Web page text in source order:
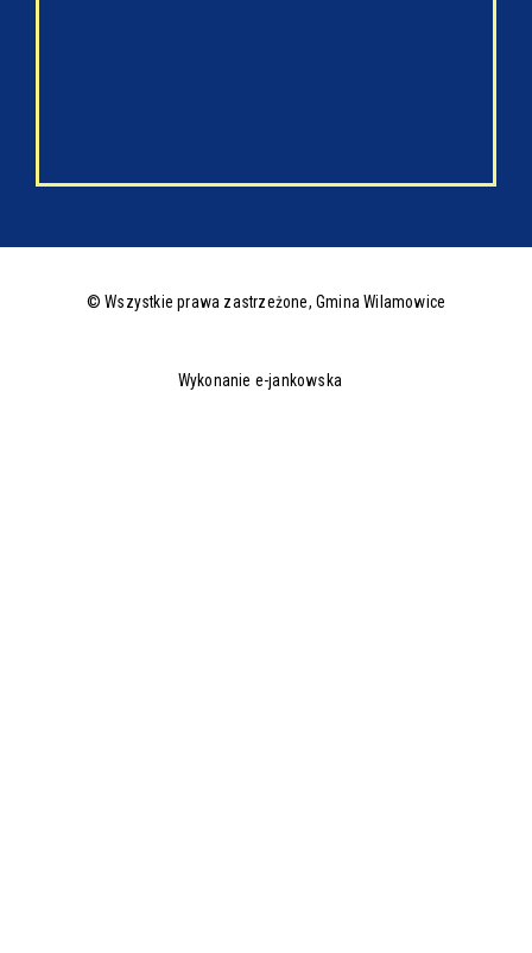
© Wszystkie prawa zastrzeżone, Gmina Wilamowice
Wykonanie e-jankowska